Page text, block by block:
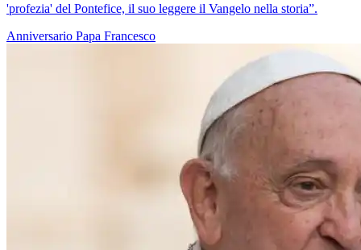
'profezia' del Pontefice, il suo leggere il Vangelo nella storia”.
Anniversario Papa Francesco